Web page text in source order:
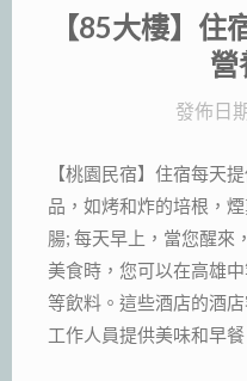
類:
【85大樓】住
營
發佈日
【桃園民宿】住宿每天
品，如烤和炸的培根，
腸; 每天早上，當您醒來
美食時，您可以在高雄
等飲料。這些酒店的酒
工作人員提供美味和早